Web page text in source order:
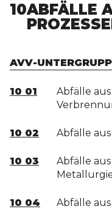
10ABFÄLLE
AVV-
10 01
Abfälle
10 02 Abfälle
10 03
Abfälle
10 04
Abfälle